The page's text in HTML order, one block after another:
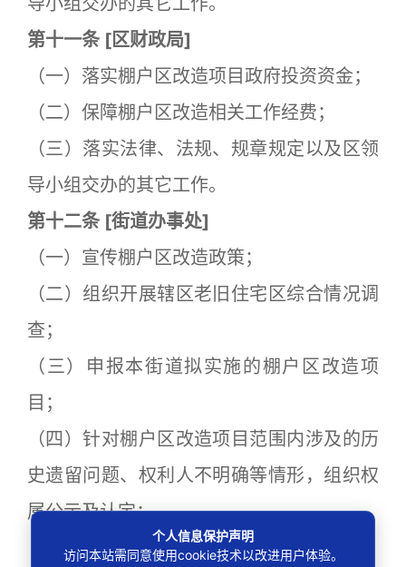
第十一条 [区财政局]
（一）落实棚户区改造项目政府投资资金；
（二）保障棚户区改造相关工作经费；
（三）落实法律、法规、规章规定以及区领
导小组交办的其它工作。
第十二条 [街道办事处]
（一）宣传棚户区改造政策；
（二）组织开展辖区老旧住宅区综合情况调
查；
（三）申报本街道拟实施的棚户区改造项
目；
（四）针对棚户区改造项目范围内涉及的历
史遗留问题、权利人不明确等情形，组织权
属公示及认定；
（五）编制项目搬迁安置补偿标准；
个人信息保护声明
访问本站需同意使用cookie技术以改进用户体验。